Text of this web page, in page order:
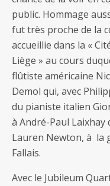
public. Hommage
fut très proche de la
accueillie dans la «
Liège » au cours
flûtiste américaine
Demol qui, avec
du pianiste italien
à André-Paul Laixhay
Lauren Newton, à la
Fallais.
Avec le Jubileum